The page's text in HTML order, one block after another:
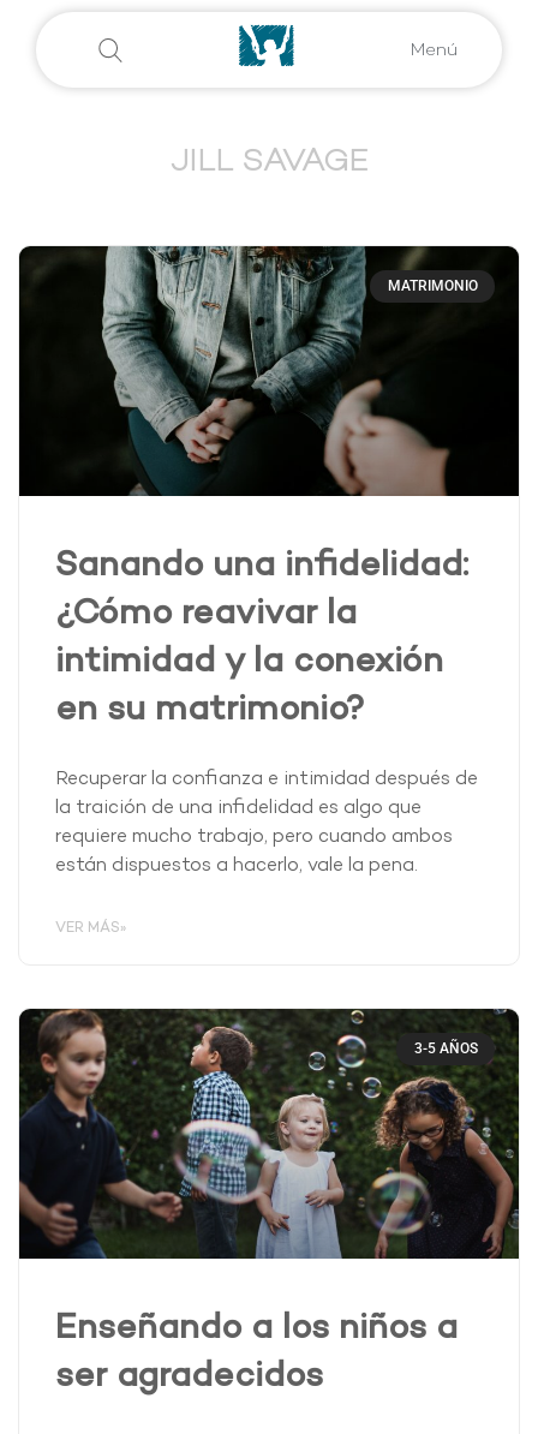
Menú
JILL SAVAGE
MATRIMONIO
Sanando una infidelidad:
¿Cómo reavivar la
intimidad y la conexión
en su matrimonio?
Recuperar la confianza e intimidad después de
la traición de una infidelidad es algo que
requiere mucho trabajo, pero cuando ambos
están dispuestos a hacerlo, vale la pena.
VER MÁS»
3-5 AÑOS
Enseñando a los niños a
ser agradecidos